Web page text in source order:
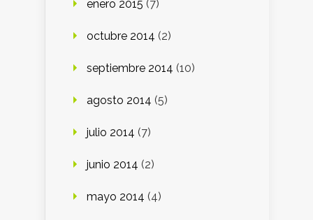
enero 2015 (7)
octubre 2014 (2)
septiembre 2014 (10)
agosto 2014 (5)
julio 2014 (7)
junio 2014 (2)
mayo 2014 (4)